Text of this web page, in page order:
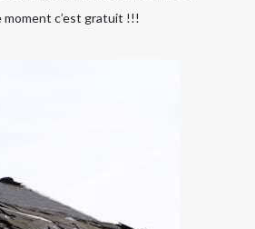
moment c’est gratuit !!!